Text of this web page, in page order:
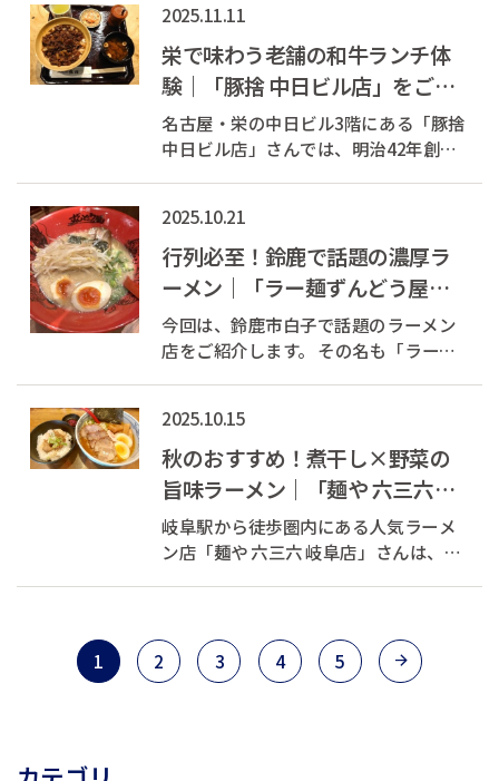
ンチトーストが人気です。 今回は「ピ
スタチオフロマージュ」をいただきま
した！ 落ち着いた店内でいた...
2025.11.11
栄で味わう老舗の和牛ランチ体
験｜「豚捨 中日ビル店」をご紹
介
名古屋・栄の中日ビル3階にある「豚捨
中日ビル店」さんでは、明治42年創業
ツとも言われる黒毛和牛の一種で、深
い旨みと上品な脂が特徴。 丁寧に甘く
煮込まれた伊勢牛が、ふっく...
2025.10.21
行列必至！鈴鹿で話題の濃厚ラ
ーメン｜「ラー麺ずんどう屋」
をご紹介
今回は、鈴鹿市白子で話題のラーメン
店をご紹介します。 その名も「ラー麺
んこつラーメンが自慢のお店です。
【おすすめポイント】 自家製麺と濃厚
スープが絶品 背脂の量や...
2025.10.15
秋のおすすめ！煮干し×野菜の
旨味ラーメン｜「麺や 六三六
岐阜店」をご紹介
岐阜駅から徒歩圏内にある人気ラーメ
ン店「麺や 六三六 岐阜店」さんは、特
加えて長時間炊き上げること で、濃厚
ながらも自然な甘みと深いコクを感じ...
1 2 3 4 5